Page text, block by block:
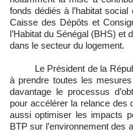
fonds dédiés à l’habitat
Caisse des Dépôts et
l’Habitat du Sénégal (BHS) et
dans le secteur du logement.
Le Président de la
à prendre toutes les
davantage le processus
pour accélérer la relance des
aussi optimiser les impacts
BTP sur l’environnement des